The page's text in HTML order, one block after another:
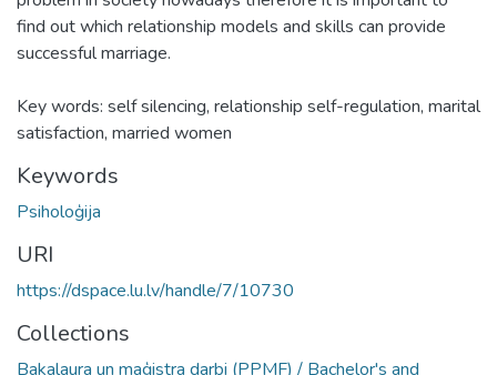
find out which relationship models and skills can provide
successful marriage.
Key words: self silencing, relationship self-regulation, marital
satisfaction, married women
Keywords
Psiholoģija
URI
https://dspace.lu.lv/handle/7/10730
Collections
Bakalaura un maģistra darbi (PPMF) / Bachelor's and